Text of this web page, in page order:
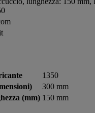
1350
300 mm
(mm) 150 mm